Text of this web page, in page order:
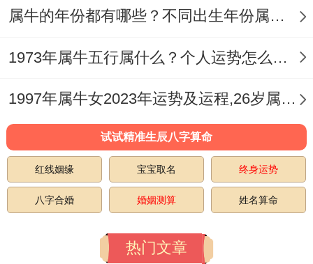
故而~属牛人2025年结婚时~办婚礼、度蜜
点。
说真的~卧室的东北方也不适合长期逗留，
以减少凶星对自己造成的干扰。稳妥起见，
属牛新人结婚~可以再卧室东北或客厅东北~
放一个‘祥安阁钱龟长康’弱化凶星侵袭~寓意
2025年吉祥如意、鸿运傍身。
秘诀5:营造温馨氛围
​属牛的年份都有哪些？不同出生年份属牛人运势如何？
1973年属牛五行属什么？个人运势怎么样？
1997年属牛女2023年运势及运程,26岁属牛人2023全年每月运势女性如何
试试精准生辰八字算命
红线姻缘 宝宝取名 终身运势
八字合婚 婚姻测算 姓名算命
热门文章